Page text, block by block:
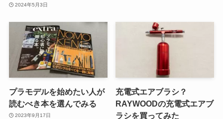
2024年5月3日
プラモデルを始めたい人が
読むべき本を選んでみる
2023年9月17日
充電式エアブラシ？
RAYWOODの充電式エアブ
ラシを買ってみた